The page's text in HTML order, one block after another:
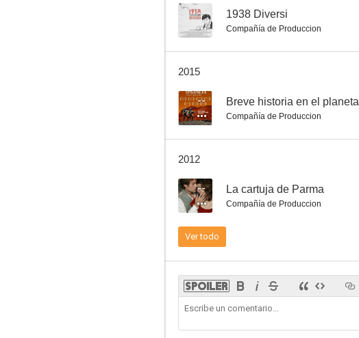
-- 1938 Diversi
Compañía de Produccion
2015
-- Breve historia en el planeta
Compañía de Produccion
2012
-- La cartuja de Parma
Compañía de Produccion
Ver todo